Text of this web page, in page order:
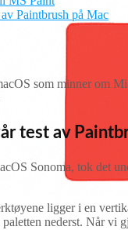
Paintbrush på Mac
som minner om
test av
Sonoma, tok det
ligger i en
nederst. Når